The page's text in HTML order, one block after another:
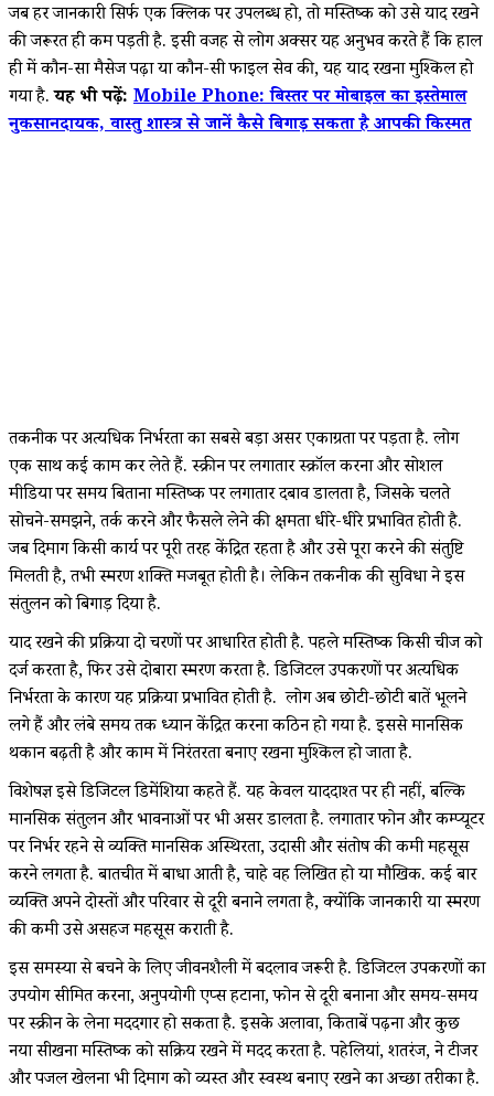
जब हर जानकारी सिर्फ एक क्लिक पर उपलब्ध हो, तो मस्तिष्क को उसे याद रखने
की जरूरत ही कम पड़ती है. इसी वजह से लोग अक्सर यह अनुभव करते हैं कि हाल
ही में कौन-सा मैसेज पढ़ा या कौन-सी फाइल सेव की, यह याद रखना मुश्किल हो
गया है.यह भी पढ़ें: Mobile Phone: बिस्तर पर मोबाइल का इस्तेमाल
नुकसानदायक, वास्तु शास्त्र से जानें कैसे बिगाड़ सकता है आपकी किस्मत
तकनीक पर अत्यधिक निर्भरता का सबसे बड़ा असर एकाग्रता पर पड़ता है. लोग
एक साथ कई काम कर लेते हैं. स्क्रीन पर लगातार स्क्रॉल करना और सोशल
मीडिया पर समय बिताना मस्तिष्क पर लगातार दबाव डालता है, जिसके चलते
सोचने-समझने, तर्क करने और फैसले लेने की क्षमता धीरे-धीरे प्रभावित होती है.
जब दिमाग किसी कार्य पर पूरी तरह केंद्रित रहता है और उसे पूरा करने की संतुष्टि
मिलती है, तभी स्मरण शक्ति मजबूत होती है। लेकिन तकनीक की सुविधा ने इस
संतुलन को बिगाड़ दिया है.
याद रखने की प्रक्रिया दो चरणों पर आधारित होती है. पहले मस्तिष्क किसी चीज को
दर्ज करता है, फिर उसे दोबारा स्मरण करता है. डिजिटल उपकरणों पर अत्यधिक
निर्भरता के कारण यह प्रक्रिया प्रभावित होती है. लोग अब छोटी-छोटी बातें भूलने
लगे हैं और लंबे समय तक ध्यान केंद्रित करना कठिन हो गया है. इससे मानसिक
थकान बढ़ती है और काम में निरंतरता बनाए रखना मुश्किल हो जाता है.
विशेषज्ञ इसे डिजिटल डिमेंशिया कहते हैं. यह केवल याददाश्त पर ही नहीं, बल्कि
मानसिक संतुलन और भावनाओं पर भी असर डालता है. लगातार फोन और कम्प्यूटर
पर निर्भर रहने से व्यक्ति मानसिक अस्थिरता, उदासी और संतोष की कमी महसूस
करने लगता है. बातचीत में बाधा आती है, चाहे वह लिखित हो या मौखिक. कई बार
व्यक्ति अपने दोस्तों और परिवार से दूरी बनाने लगता है, क्योंकि जानकारी या स्मरण
की कमी उसे असहज महसूस कराती है.
इस समस्या से बचने के लिए जीवनशैली में बदलाव जरूरी है. डिजिटल उपकरणों का
उपयोग सीमित करना, अनुपयोगी एप्स हटाना, फोन से दूरी बनाना और समय-समय
पर स्क्रीन ब्रेक लेना मददगार हो सकता है. इसके अलावा, किताबें पढ़ना और कुछ
नया सीखना मस्तिष्क को सक्रिय रखने में मदद करता है. पहेलियां, शतरंज, ब्रेन टीजर
और पजल खेलना भी दिमाग को व्यस्त और स्वस्थ बनाए रखने का अच्छा तरीका है.